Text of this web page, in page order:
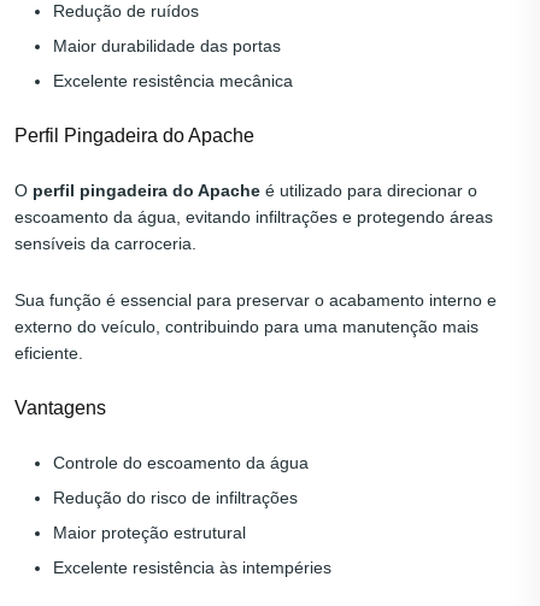
Redução de ruídos
Maior durabilidade das portas
Excelente resistência mecânica
Perfil Pingadeira do Apache
O perfil pingadeira do Apache é utilizado para direcionar o
escoamento da água, evitando infiltrações e protegendo áreas
sensíveis da carroceria.
Sua função é essencial para preservar o acabamento interno e
externo do veículo, contribuindo para uma manutenção mais
eficiente.
Vantagens
Controle do escoamento da água
Redução do risco de infiltrações
Maior proteção estrutural
Excelente resistência às intempéries